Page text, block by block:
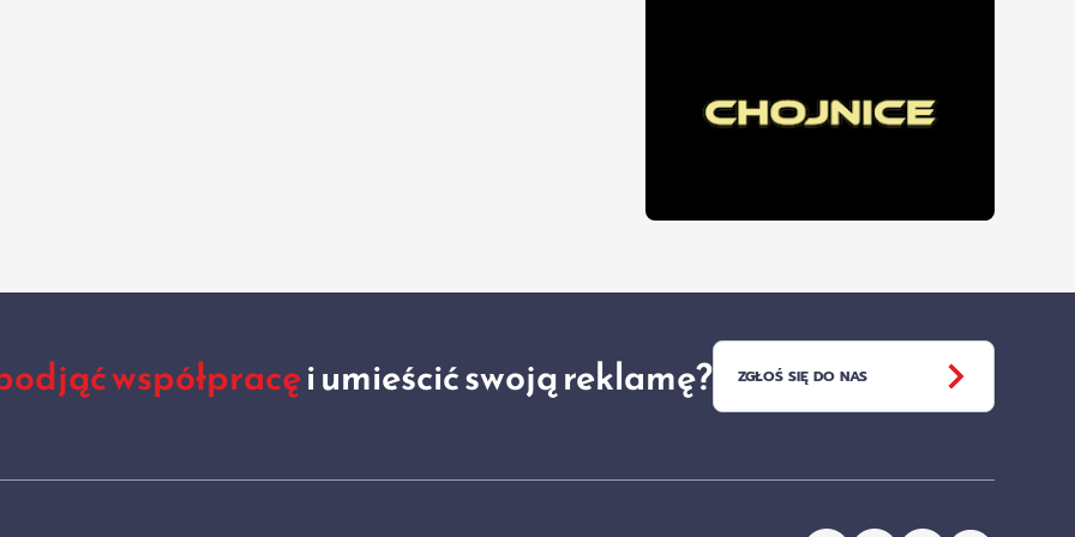
współpracęi umieścić swoją reklamę? ZGŁOŚ SIĘ DO NAS